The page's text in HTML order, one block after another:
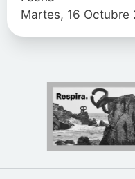
Martes, 16 Octubre